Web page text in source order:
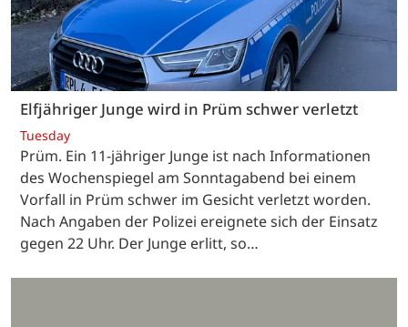
Elfjähriger Junge wird in Prüm schwer verletzt
Tuesday
Prüm. Ein 11-jähriger Junge ist nach Informationen
des Wochenspiegel am Sonntagabend bei einem
Vorfall in Prüm schwer im Gesicht verletzt worden.
Nach Angaben der Polizei ereignete sich der Einsatz
gegen 22 Uhr. Der Junge erlitt, so…